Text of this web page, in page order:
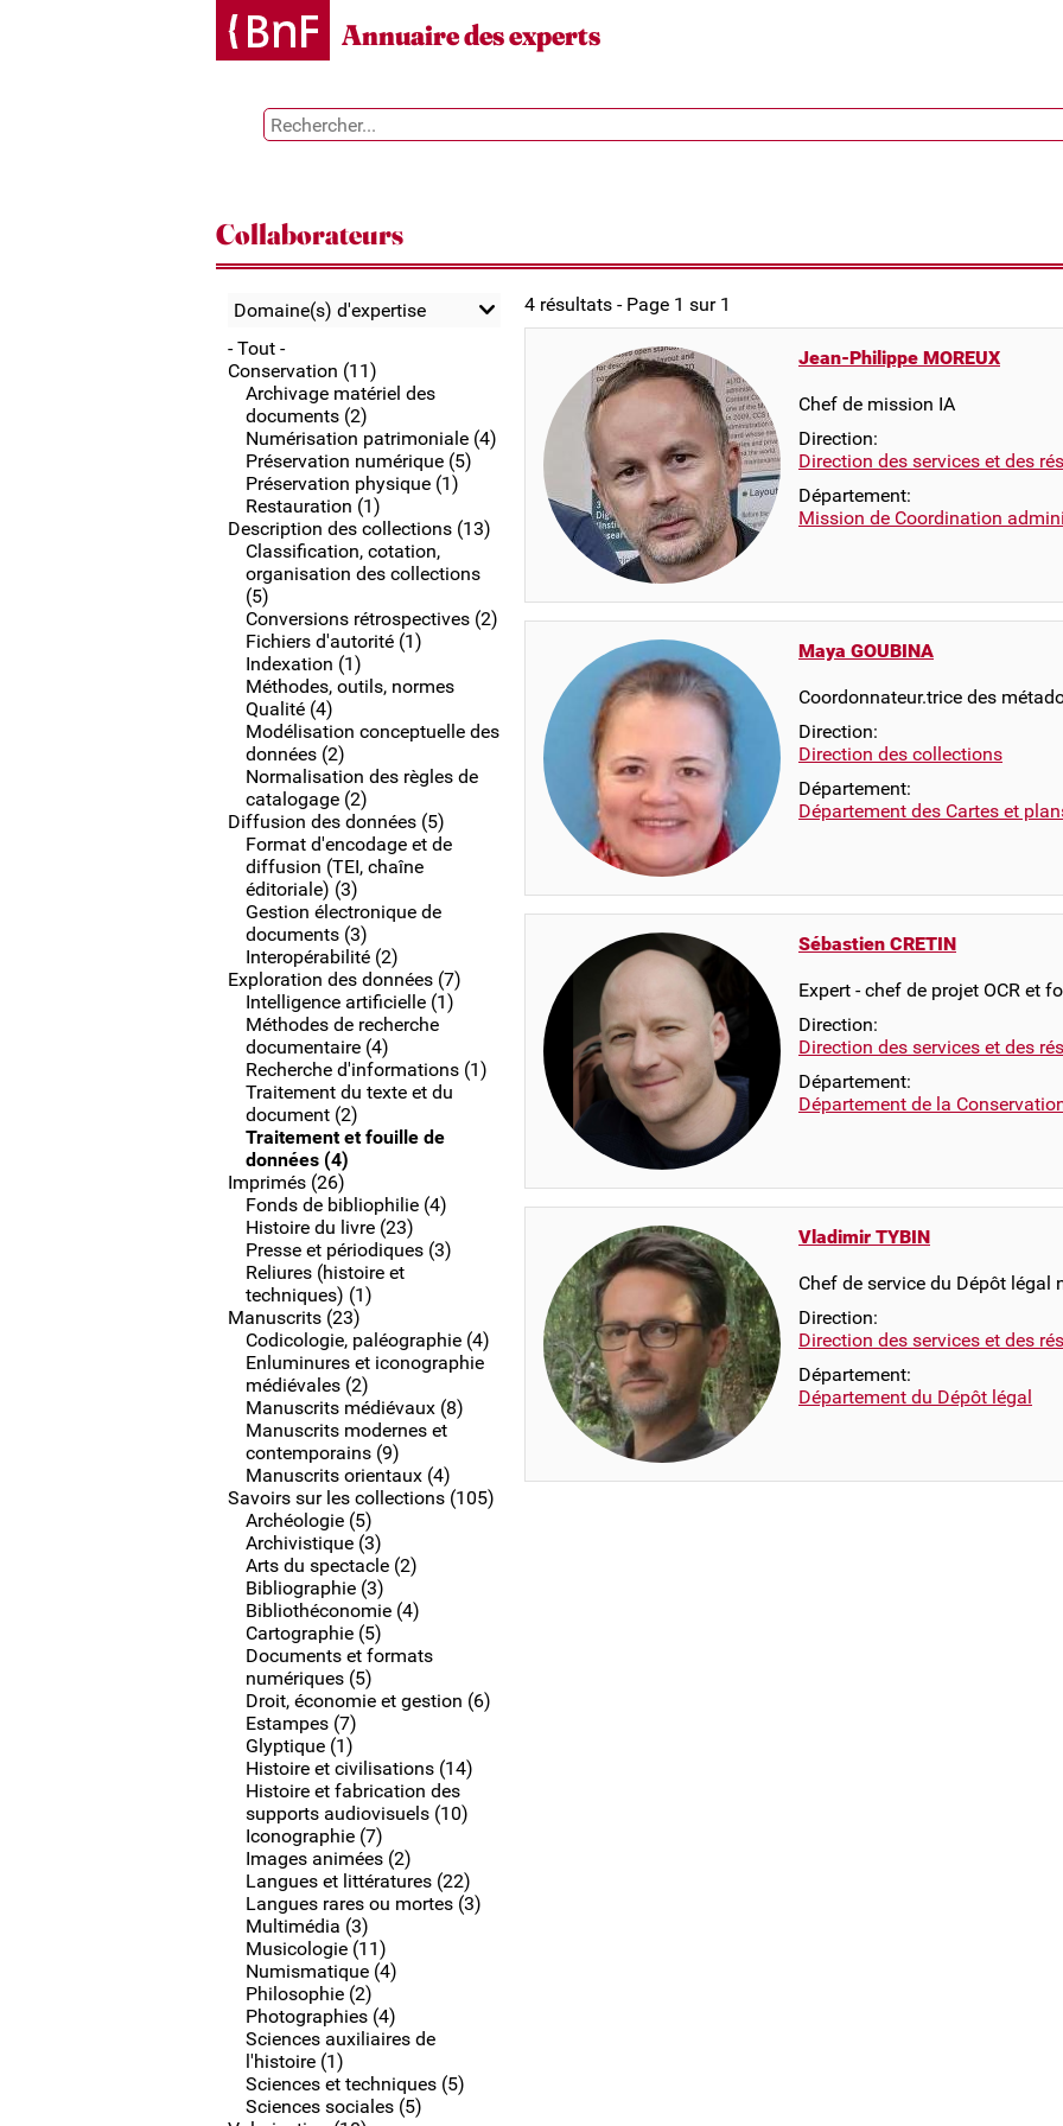
Annuaire des experts
Collaborateurs
Domaine(s) d'expertise
- Tout -
Conservation (11)
Archivage matériel des
documents (2)
Numérisation patrimoniale (4)
Préservation numérique (5)
Préservation physique (1)
Restauration (1)
Description des collections (13)
Classification, cotation,
organisation des collections
(5)
Conversions rétrospectives (2)
Fichiers d'autorité (1)
Indexation (1)
Méthodes, outils, normes
Qualité (4)
Modélisation conceptuelle des
données (2)
Normalisation des règles de
catalogage (2)
Diffusion des données (5)
Format d'encodage et de
diffusion (TEI, chaîne
éditoriale) (3)
Gestion électronique de
documents (3)
Interopérabilité (2)
Exploration des données (7)
Intelligence artificielle (1)
Méthodes de recherche
documentaire (4)
Recherche d'informations (1)
Traitement du texte et du
document (2)
Traitement et fouille de
données (4)
Imprimés (26)
Fonds de bibliophilie (4)
Histoire du livre (23)
Presse et périodiques (3)
Reliures (histoire et
techniques) (1)
Manuscrits (23)
Codicologie, paléographie (4)
Enluminures et iconographie
médiévales (2)
Manuscrits médiévaux (8)
Manuscrits modernes et
contemporains (9)
Manuscrits orientaux (4)
Savoirs sur les collections (105)
Archéologie (5)
Archivistique (3)
Arts du spectacle (2)
Bibliographie (3)
Bibliothéconomie (4)
Cartographie (5)
Documents et formats
numériques (5)
Droit, économie et gestion (6)
Estampes (7)
Glyptique (1)
Histoire et civilisations (14)
Histoire et fabrication des
supports audiovisuels (10)
Iconographie (7)
Images animées (2)
Langues et littératures (22)
Langues rares ou mortes (3)
Multimédia (3)
Musicologie (11)
Numismatique (4)
Philosophie (2)
Photographies (4)
Sciences auxiliaires de
l'histoire (1)
Sciences et techniques (5)
Sciences sociales (5)
4 résultats - Page 1 sur 1
Jean-Philippe MOREUX
Chef de mission IA
Direction:
Direction des services et des
Département:
Mission de Coordination
Maya GOUBINA
Coordonnateur.trice des
Direction:
Direction des collections
Département:
Département des Cartes et
Sébastien CRETIN
Expert - chef de projet OCR et
Direction:
Direction des services et des
Département:
Département de la
Vladimir TYBIN
Chef de service du Dépôt légal
Direction:
Direction des services et des
Département:
Département du Dépôt légal